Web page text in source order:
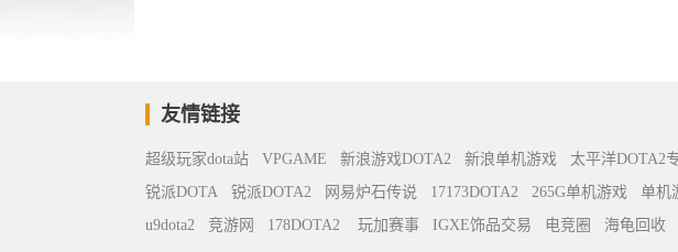
友情链接
超级玩家dota站 VPGAME 新浪游戏DOTA2 新浪单机游戏 太平洋DOTA2
锐派DOTA
锐派DOTA2 网易炉石传说 17173DOTA2 265G单机游戏 单机
u9dota2
竞游网 178DOTA2 玩加赛事 IGXE饰品交易 电竞圈 海龟回收